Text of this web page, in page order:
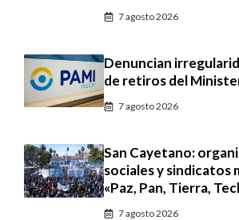
7 agosto 2026
Denuncian
de retiros del
7 agosto 2026
San Cayetano:
sociales y sindicatos
«Paz, Pan, Tierra,
7 agosto 2026